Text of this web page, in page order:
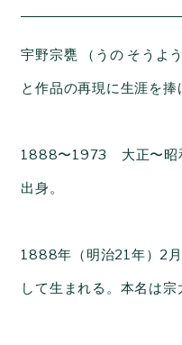
宇野宗甕 （うの そうよ
と作品の再現に生涯を捧
1888〜1973 大正〜昭
出身。
1888年（明治21年）2
して生まれる。本名は宗